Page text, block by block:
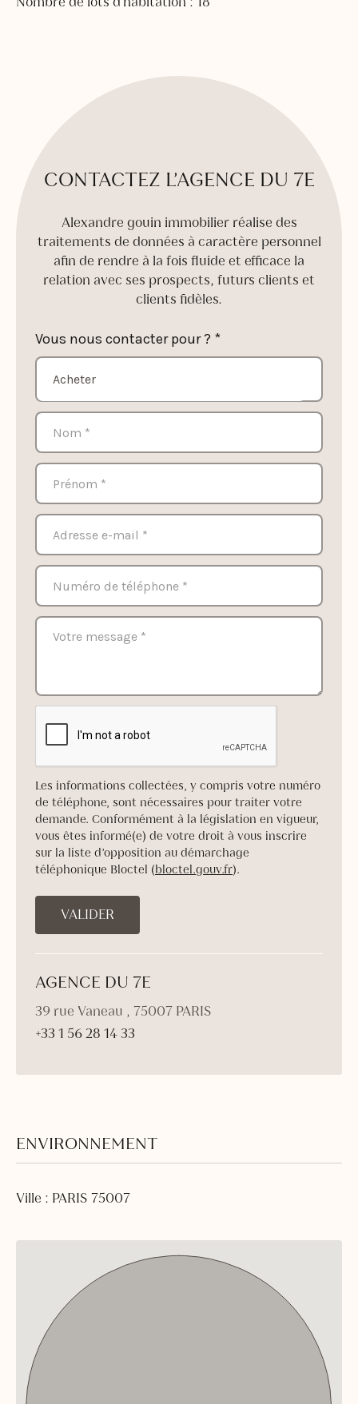
CONTACTEZ L’AGENCE DU 7E
Alexandre gouin immobilier réalise des
traitements de données à caractère personnel
afin de rendre à la fois fluide et efficace la
relation avec ses prospects, futurs clients et
clients fidèles.
Vous nous contacter pour ? *
Les informations collectées, y compris votre numéro
de téléphone, sont nécessaires pour traiter votre
demande. Conformément à la législation en vigueur,
vous êtes informé(e) de votre droit à vous inscrire
sur la liste d’opposition au démarchage
téléphonique Bloctel (bloctel.gouv.fr).
AGENCE DU 7E
39 rue Vaneau , 75007 PARIS
+33 1 56 28 14 33
ENVIRONNEMENT
Ville : PARIS 75007